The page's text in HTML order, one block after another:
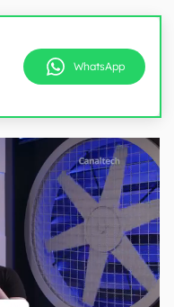
WhatsApp